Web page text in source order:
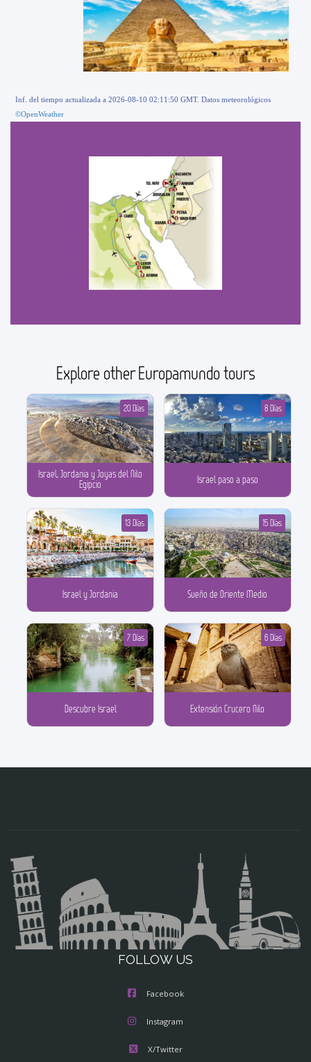
Inf. del tiempo actualizada a 2026-08-10 02:11:50 GMT. Datos meteorológicos
©OpenWeather
Explore other Europamundo tours
Israel, Jordania y Joyas del Nilo
Egipcio
20 Días
Israel paso a paso
8 Días
Israel y Jordania
13 Días
Sueño de Oriente Medio
15 Días
Descubre Israel
7 Días
Extensión Crucero Nilo
6 Días
FOLLOW US
Facebook
Instagram
X/Twitter